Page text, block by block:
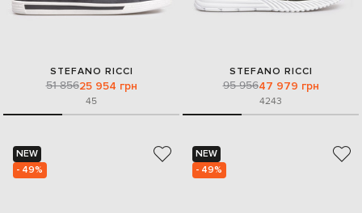
STEFANO RICCI
51 85625 954 грн
45
STEFANO RICCI
95 95647 979 грн
4243
NEW
- 49%
NEW
- 49%